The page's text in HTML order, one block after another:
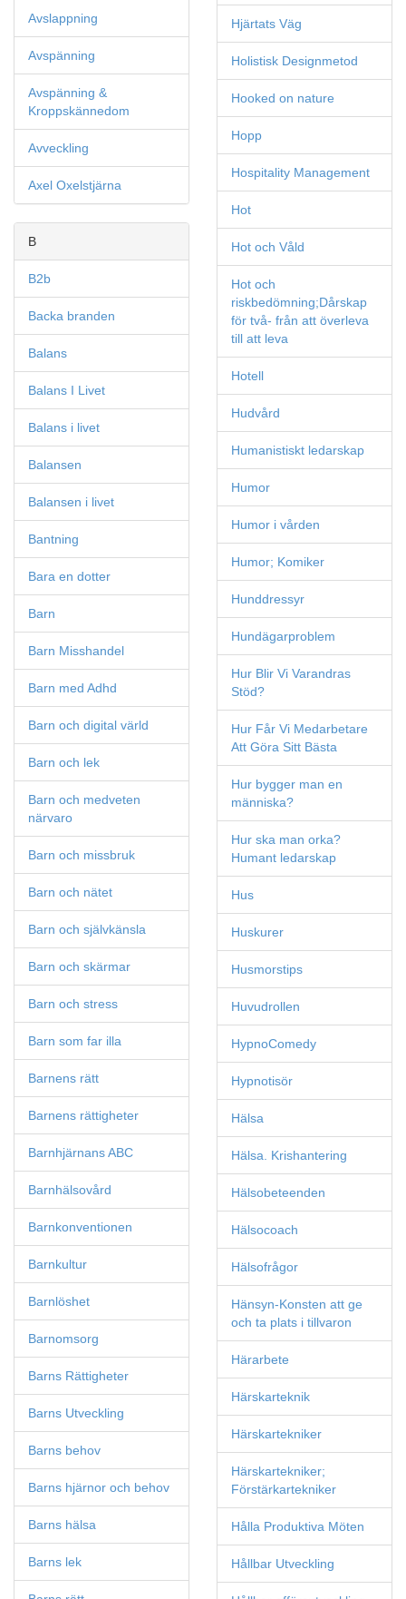
Avslappning
Avspänning
Avspänning &
Kroppskännedom
Avveckling
Axel Oxelstjärna
B
B2b
Backa branden
Balans
Balans I Livet
Balans i livet
Balansen
Balansen i livet
Bantning
Bara en dotter
Barn
Barn Misshandel
Barn med Adhd
Barn och digital värld
Barn och lek
Barn och medveten
närvaro
Barn och missbruk
Barn och nätet
Barn och självkänsla
Barn och skärmar
Barn och stress
Barn som far illa
Barnens rätt
Barnens rättigheter
Barnhjärnans ABC
Barnhälsovård
Barnkonventionen
Barnkultur
Barnlöshet
Barnomsorg
Barns Rättigheter
Barns Utveckling
Barns behov
Barns hjärnor och behov
Barns hälsa
Barns lek
Hjärtats Väg
Holistisk Designmetod
Hooked on nature
Hopp
Hospitality Management
Hot
Hot och Våld
Hot och
riskbedömning;Dårskap
för två- från att överleva
till att leva
Hotell
Hudvård
Humanistiskt ledarskap
Humor
Humor i vården
Humor; Komiker
Hunddressyr
Hundägarproblem
Hur Blir Vi Varandras
Stöd?
Hur Får Vi Medarbetare
Att Göra Sitt Bästa
Hur bygger man en
människa?
Hur ska man orka?
Humant ledarskap
Hus
Huskurer
Husmorstips
Huvudrollen
HypnoComedy
Hypnotisör
Hälsa
Hälsa. Krishantering
Hälsobeteenden
Hälsocoach
Hälsofrågor
Hänsyn-Konsten att ge
och ta plats i tillvaron
Härarbete
Härskarteknik
Härskartekniker
Härskartekniker;
Förstärkartekniker
Hålla Produktiva Möten
Hållbar Utveckling